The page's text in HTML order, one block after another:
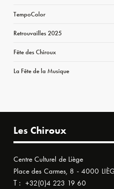
TempoColor
Retrouvailles 2025
Fête des Chiroux
La Fête de la Musique
Les Chiroux
Centre Culturel de Liège
Place des Carmes, 8 - 4000
T : +32(0)4 223 19 60